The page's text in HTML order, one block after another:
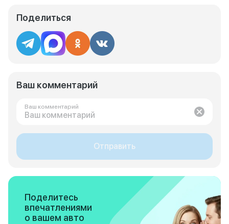
Поделиться
Ваш комментарий
Ваш комментарий
Отправить
Поделитесь
впечатлениями
о вашем авто